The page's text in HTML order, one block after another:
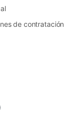
de contratación